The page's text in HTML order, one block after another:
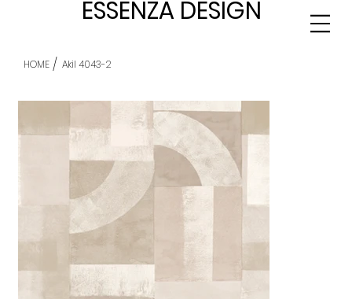
ESSENZA DESIGN
HOME / Akil 4043-2